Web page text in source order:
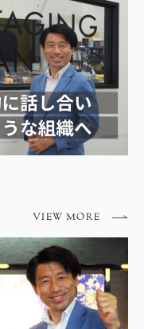
VIEW MORE